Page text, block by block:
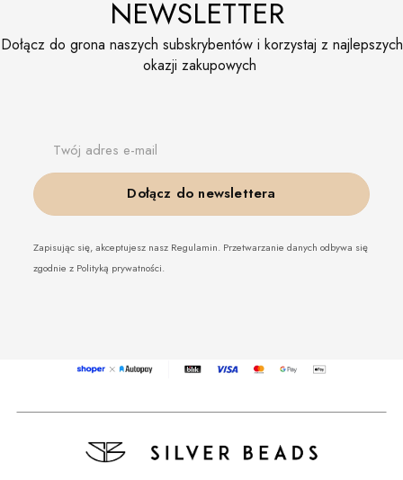
NEWSLETTER
Dołącz do grona naszych subskrybentów i korzystaj z najlepszych
okazji zakupowych
Twój adres e-mail
Dołącz do newslettera
Zapisując się, akceptujesz nasz Regulamin. Przetwarzanie danych odbywa się
zgodnie z Polityką prywatności.